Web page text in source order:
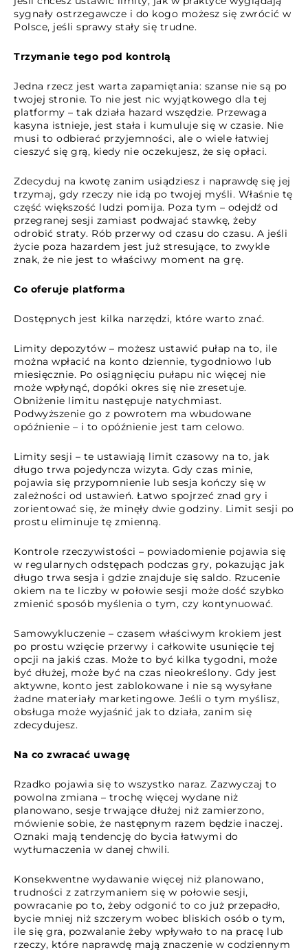
sygnały ostrzegawcze i do kogo możesz się zwrócić w
Polsce, jeśli sprawy stały się trudne.
Trzymanie tego pod kontrolą
Jedna rzecz jest warta zapamiętania: szanse nie są po
twojej stronie. To nie jest nic wyjątkowego dla tej
platformy – tak działa hazard wszędzie. Przewaga
kasyna istnieje, jest stała i kumuluje się w czasie. Nie
musi to odbierać przyjemności, ale o wiele łatwiej
cieszyć się grą, kiedy nie oczekujesz, że się opłaci.
Zdecyduj na kwotę zanim usiądziesz i naprawdę się jej
trzymaj, gdy rzeczy nie idą po twojej myśli. Właśnie tę
część większość ludzi pomija. Poza tym – odejdź od
przegranej sesji zamiast podwajać stawkę, żeby
odrobić straty. Rób przerwy od czasu do czasu. A jeśli
życie poza hazardem jest już stresujące, to zwykle
znak, że nie jest to właściwy moment na grę.
Co oferuje platforma
Dostępnych jest kilka narzędzi, które warto znać.
Limity depozytów – możesz ustawić pułap na to, ile
można wpłacić na konto dziennie, tygodniowo lub
miesięcznie. Po osiągnięciu pułapu nic więcej nie
może wpłynąć, dopóki okres się nie zresetuje.
Obniżenie limitu następuje natychmiast.
Podwyższenie go z powrotem ma wbudowane
opóźnienie – i to opóźnienie jest tam celowo.
Limity sesji – te ustawiają limit czasowy na to, jak
długo trwa pojedyncza wizyta. Gdy czas minie,
pojawia się przypomnienie lub sesja kończy się w
zależności od ustawień. Łatwo spojrzeć znad gry i
zorientować się, że minęły dwie godziny. Limit sesji po
prostu eliminuje tę zmienną.
Kontrole rzeczywistości – powiadomienie pojawia się
w regularnych odstępach podczas gry, pokazując jak
długo trwa sesja i gdzie znajduje się saldo. Rzucenie
okiem na te liczby w połowie sesji może dość szybko
zmienić sposób myślenia o tym, czy kontynuować.
Samowykluczenie – czasem właściwym krokiem jest
po prostu wzięcie przerwy i całkowite usunięcie tej
opcji na jakiś czas. Może to być kilka tygodni, może
być dłużej, może być na czas nieokreślony. Gdy jest
aktywne, konto jest zablokowane i nie są wysyłane
żadne materiały marketingowe. Jeśli o tym myślisz,
obsługa może wyjaśnić jak to działa, zanim się
zdecydujesz.
Na co zwracać uwagę
Rzadko pojawia się to wszystko naraz. Zazwyczaj to
powolna zmiana – trochę więcej wydane niż
planowano, sesje trwające dłużej niż zamierzono,
mówienie sobie, że następnym razem będzie inaczej.
Oznaki mają tendencję do bycia łatwymi do
wytłumaczenia w danej chwili.
Konsekwentne wydawanie więcej niż planowano,
trudności z zatrzymaniem się w połowie sesji,
powracanie po to, żeby odgonić to co już przepadło,
bycie mniej niż szczerym wobec bliskich osób o tym,
ile się gra, pozwalanie żeby wpływało to na pracę lub
rzeczy, które naprawdę mają znaczenie w codziennym